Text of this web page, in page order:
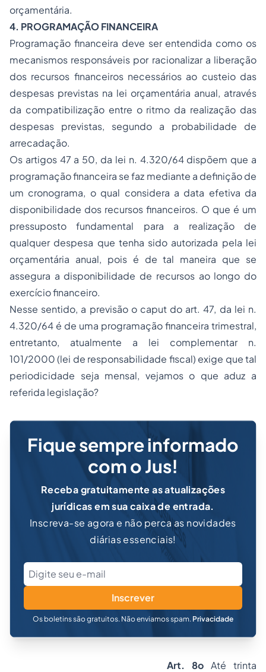
orçamentária.
4. PROGRAMAÇÃO FINANCEIRA
Programação financeira deve ser entendida como os
mecanismos responsáveis por racionalizar a liberação
dos recursos financeiros necessários ao custeio das
despesas previstas na lei orçamentária anual, através
da compatibilização entre o ritmo da realização das
despesas previstas, segundo a probabilidade de
arrecadação.
Os artigos 47 a 50, da lei n. 4.320/64 dispõem que a
programação financeira se faz mediante a definição de
um cronograma, o qual considera a data efetiva da
disponibilidade dos recursos financeiros. O que é um
pressuposto fundamental para a realização de
qualquer despesa que tenha sido autorizada pela lei
orçamentária anual, pois é de tal maneira que se
assegura a disponibilidade de recursos ao longo do
exercício financeiro.
Nesse sentido, a previsão o caput do art. 47, da lei n.
4.320/64 é de uma programação financeira trimestral,
entretanto, atualmente a lei complementar n.
101/2000 (lei de responsabilidade fiscal) exige que tal
periodicidade seja mensal, vejamos o que aduz a
referida legislação?
Fique sempre informado
com o Jus!
Receba gratuitamente as atualizações
jurídicas em sua caixa de entrada.
Inscreva-se agora e não perca as novidades
diárias essenciais!
Inscrever
Os boletins são gratuitos. Não enviamos spam. Privacidade
Art. 8o Até trinta